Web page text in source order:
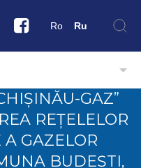
Ro Ru
GAZ”
REȚELELOR
GAZELOR
BUDEȘTI,